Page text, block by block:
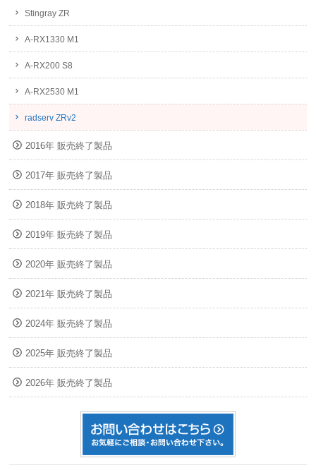
Stingray ZR
A-RX1330 M1
A-RX200 S8
A-RX2530 M1
radserv ZRv2
2016年 販売終了製品
2017年 販売終了製品
2018年 販売終了製品
2019年 販売終了製品
2020年 販売終了製品
2021年 販売終了製品
2024年 販売終了製品
2025年 販売終了製品
2026年 販売終了製品